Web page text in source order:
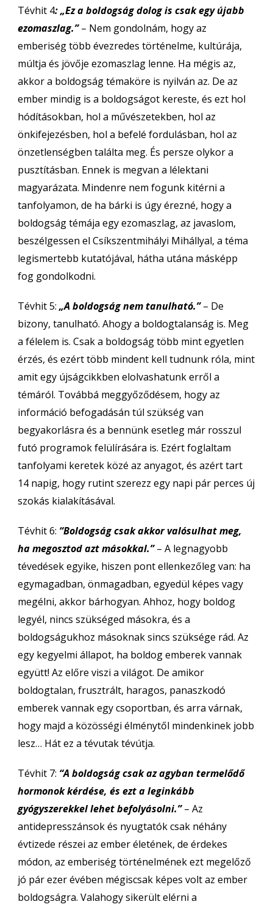
Tévhit 4: „Ez a boldogság dolog is csak egy újabb
ezomaszlag.”– Nem gondolnám, hogy az
emberiség több évezredes történelme, kultúrája,
múltja és jövője ezomaszlag lenne. Ha mégis az,
akkor a boldogság témaköre is nyilván az. De az
ember mindig is a boldogságot kereste, és ezt hol
hódításokban, hol a művészetekben, hol az
önkifejezésben, hol a befelé fordulásban, hol az
önzetlenségben találta meg. És persze olykor a
pusztításban. Ennek is megvan a lélektani
magyarázata. Mindenre nem fogunk kitérni a
tanfolyamon, de ha bárki is úgy érezné, hogy a
boldogság témája egy ezomaszlag, az javaslom,
beszélgessen el Csíkszentmihályi Mihállyal, a téma
legismertebb kutatójával, hátha utána másképp
fog gondolkodni.
Tévhit 5: „A boldogság nem tanulható.”– De
bizony, tanulható. Ahogy a boldogtalanság is. Meg
a félelem is. Csak a boldogság több mint egyetlen
érzés, és ezért több mindent kell tudnunk róla, mint
amit egy újságcikkben elolvashatunk erről a
témáról. Továbbá meggyőződésem, hogy az
információ befogadásán túl szükség van
begyakorlásra és a bennünk esetleg már rosszul
futó programok felülírására is. Ezért foglaltam
tanfolyami keretek közé az anyagot, és azért tart
14 napig, hogy rutint szerezz egy napi pár perces új
szokás kialakításával.
Tévhit 6: “Boldogság csak akkor valósulhat meg,
ha megosztod azt másokkal.” – A legnagyobb
tévedések egyike, hiszen pont ellenkezőleg van: ha
egymagadban, önmagadban, egyedül képes vagy
megélni, akkor bárhogyan. Ahhoz, hogy boldog
legyél, nincs szükséged másokra, és a
boldogságukhoz másoknak sincs szüksége rád. Az
egy kegyelmi állapot, ha boldog emberek vannak
együtt! Az előre viszi a világot. De amikor
boldogtalan, frusztrált, haragos, panaszkodó
emberek vannak egy csoportban, és arra várnak,
hogy majd a közösségi élménytől mindenkinek jobb
lesz… Hát ez a tévutak tévútja.
Tévhit 7: “A boldogság csak az agyban termelődő
hormonok kérdése, és ezt a leginkább
gyógyszerekkel lehet befolyásolni.” – Az
antidepresszánsok és nyugtatók csak néhány
évtizede részei az ember életének, de érdekes
módon, az emberiség történelmének ezt megelőző
jó pár ezer évében mégiscsak képes volt az ember
boldogságra. Valahogy sikerült elérni a